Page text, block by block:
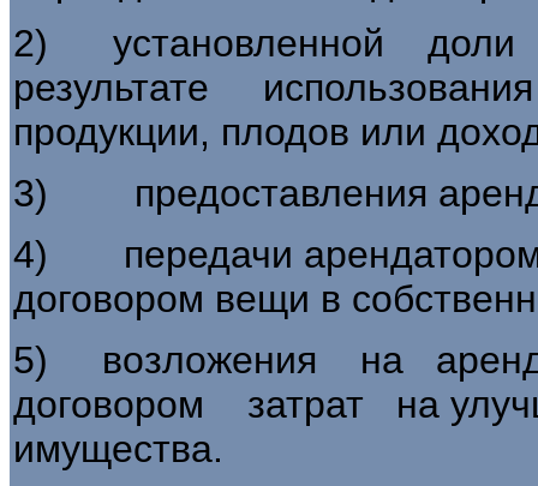
2) установленной
результате
продукции, плодов или
3) предоставления
4) передачи арендатором
договором вещи в
5) возложения на
договором затрат на
имущества.